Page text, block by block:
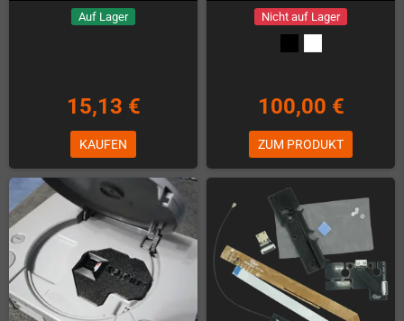
Auf Lager
15,13 €
KAUFEN
Nicht auf Lager
100,00 €
ZUM PRODUKT